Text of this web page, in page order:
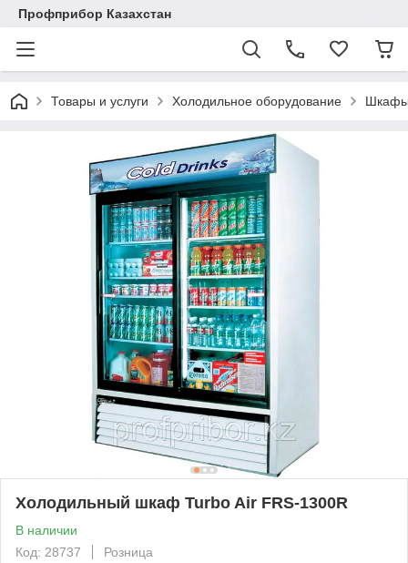
Профприбор Казахстан
Товары и услуги Холодильное оборудование Шкафы
Холодильный шкаф Turbo Air FRS-1300R
В наличии
Код: 28737
Розница